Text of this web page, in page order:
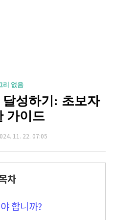
리 없음
성하기: 초보자
가이드
11. 22. 07:05
차
합니까?